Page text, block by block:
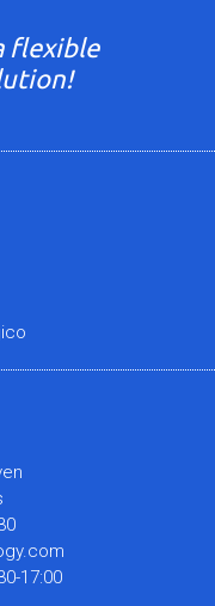
flexible
17:00